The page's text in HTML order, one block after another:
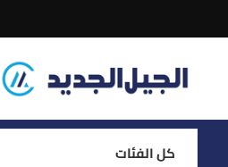
كل الفئات